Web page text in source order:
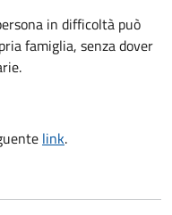
in difficoltà può
famiglia, senza dover
link.